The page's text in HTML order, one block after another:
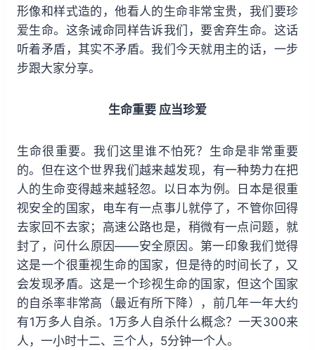
形像和样式造的，他看人的生命非常宝贵，我们要珍
爱生命。这条诫命同样告诉我们，要舍弃生命。这话
听着矛盾，其实不矛盾。我们今天就用主的话，一步
步跟大家分享。
生命重要 应当珍爱
生命很重要。我们这里谁不怕死？生命是非常重要
的。但在这个世界我们越来越发现，有一种势力在把
人的生命变得越来越轻忽。以日本为例。日本是很重
视安全的国家，电车有一点事儿就停了，不管你回得
去家回不去家；高速公路也是，稍微有一点问题，就
封了，问什么原因——安全原因。第一印象我们觉得
这是一个很重视生命的国家，但是待的时间长了，又
会发现矛盾。这是一个珍视生命的国家，但这个国家
的自杀率非常高（最近有所下降），前几年一年大约
有1万多人自杀。1万多人自杀什么概念？一天300来
人，一小时十二、三个人，5分钟一个人。